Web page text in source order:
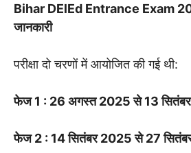
Bihar DElEd Entrance Exam
जानकारी
परीक्षा दो चरणों में आयोजित की गई थी:
फेज 1 : 26 अगस्त 2025 से 13
फेज 2 : 14 सितंबर 2025 से 27